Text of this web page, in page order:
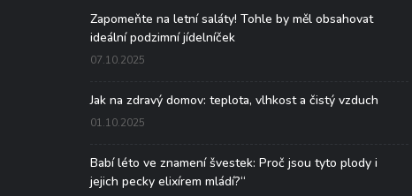
Zapomeňte na letní saláty! Tohle by měl obsahovat
ideální podzimní jídelníček
07.10.2025
Jak na zdravý domov: teplota, vlhkost a čistý vzduch
01.10.2025
Babí léto ve znamení švestek: Proč jsou tyto plody i
jejich pecky elixírem mládí?“